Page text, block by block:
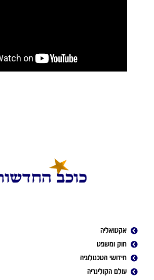
אקטואליה
חוק ומשפט
חידושי הטכנולוגיה
עולם הקולינריה